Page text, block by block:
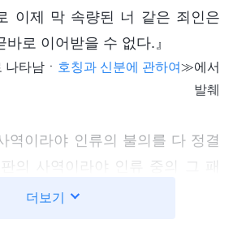
이제 막 속량된 너 같은 죄인은
로 이어받을 수 없다.』
타남ㆍ 호칭과 신분에 관하여≫에서
발췌
역이라야 인류의 불의를 다 정결
의 사역이라야 인류 중의 그 패
내어 구원할 만한 사람과 구원할
더보기